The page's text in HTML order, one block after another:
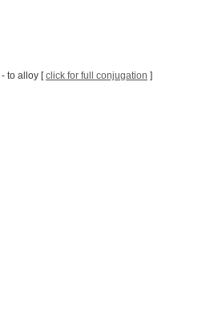
- to alloy [click for full conjugation ]